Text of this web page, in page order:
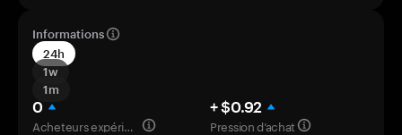
Informations
24h
1w
1m
0
Acheteurs expérimentés
+ $0.92
Pression d’achat